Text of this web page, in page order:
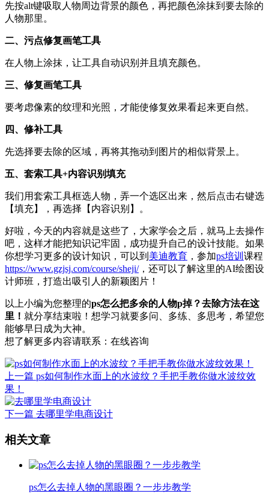
先按alt键吸取人物周边背景的颜色，再把颜色涂抹到要去除的
人物那里。
二、污点修复画笔工具
在人物上涂抹，让工具自动识别并且填充颜色。
三、修复画笔工具
要考虑像素的纹理和光照，才能使修复效果看起来更自然。
四、修补工具
先选择要去除的区域，再将其拖动到图片的相似背景上。
五、套索工具+内容识别填充
我们用套索工具框选人物，弄一个选区出来，然后点击右键选
【填充】，再选择【内容识别】。
好啦，今天的内容就是这些了，大家学会之后，就马上去操作
吧，这样才能把知识记牢固，成功提升自己的设计技能。如果
你想学习更多的设计知识，可以到 美迪教育 ，参加ps培训 课程
https://www.gzjsj.com/course/sheji/，还可以了解这里的AI绘图设
计师班，打造出吸引人的新颖图片！
以上小编为您整理的ps怎么把多余的人物p掉？去除方法在这
里！ 就分享结束啦！想学习就要多问、多练、多思考，希望您
能够早日成为大神。
想了解更多内容请联系： 在线咨询
上一篇 ps如何制作水面上的水波纹？手把手教你做水波纹效
果！
下一篇 去哪里学电商设计
相关文章
ps怎么去掉人物的黑眼圈？一步步教学